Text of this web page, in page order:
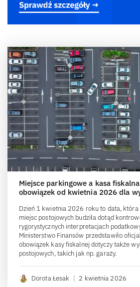
Miejsce parkingowe a kasa
obowiązek od kwietnia 2026 dla
Dzień 1 kwietnia 2026 roku to data, która
miejsc postojowych budziła dotąd
rygorystycznych interpretacjach
Ministerstwo Finansów przedstawiło
obowiązek kasy fiskalnej dotyczy także
postojowych, takich jak np. garaży.
Dorota Łesak | 2 kwietnia 2026